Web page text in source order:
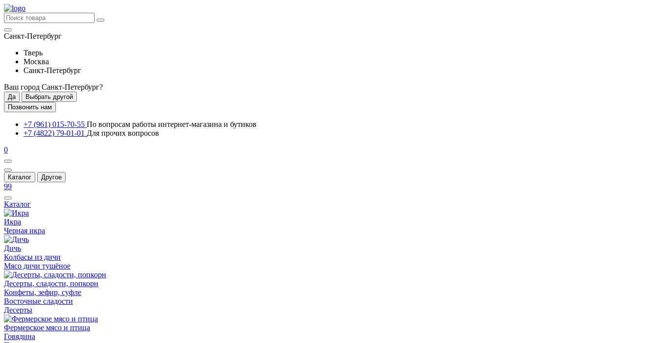
Санкт-Петербург
Тверь
Москва
Санкт-Петербург
Ваш город Санкт-Петербург?
Да
Выбрать другой
Позвонить нам
+7 (961) 015-70-55 По вопросам работы интернет-магазина и бутиков
+7 (4822) 79-01-01 Для прочих вопросов
0
Каталог Другое
99
Каталог
Икра
Черная икра
Дичь
Колбасы из дичи
Мясо дичи тушёное
Десерты, сладости, попкорн
Конфеты, зефир, суфле
Восточные сладости
Десерты
Фермерское мясо и птица
Говядина